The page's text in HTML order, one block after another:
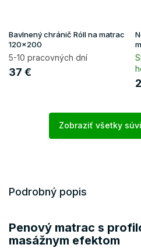
Bavlnený chránič Róll na matrac
120x200
5-10 pracovných dní
37 €
Zobraziť všetky
Podrobný popis
Penový matrac s
masážnym efektom